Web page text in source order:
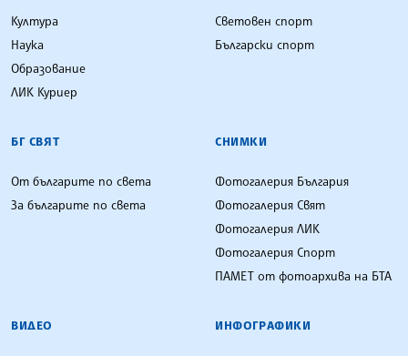
Култура
Наука
Образование
ЛИК Куриер
Световен спорт
Български спорт
БГ СВЯТ
От българите по света
За българите по света
СНИМКИ
Фотогалерия България
Фотогалерия Свят
Фотогалерия ЛИК
Фотогалерия Спорт
ПАМЕТ от фотоархива на БТА
ВИДЕО ИНФОГРАФИКИ